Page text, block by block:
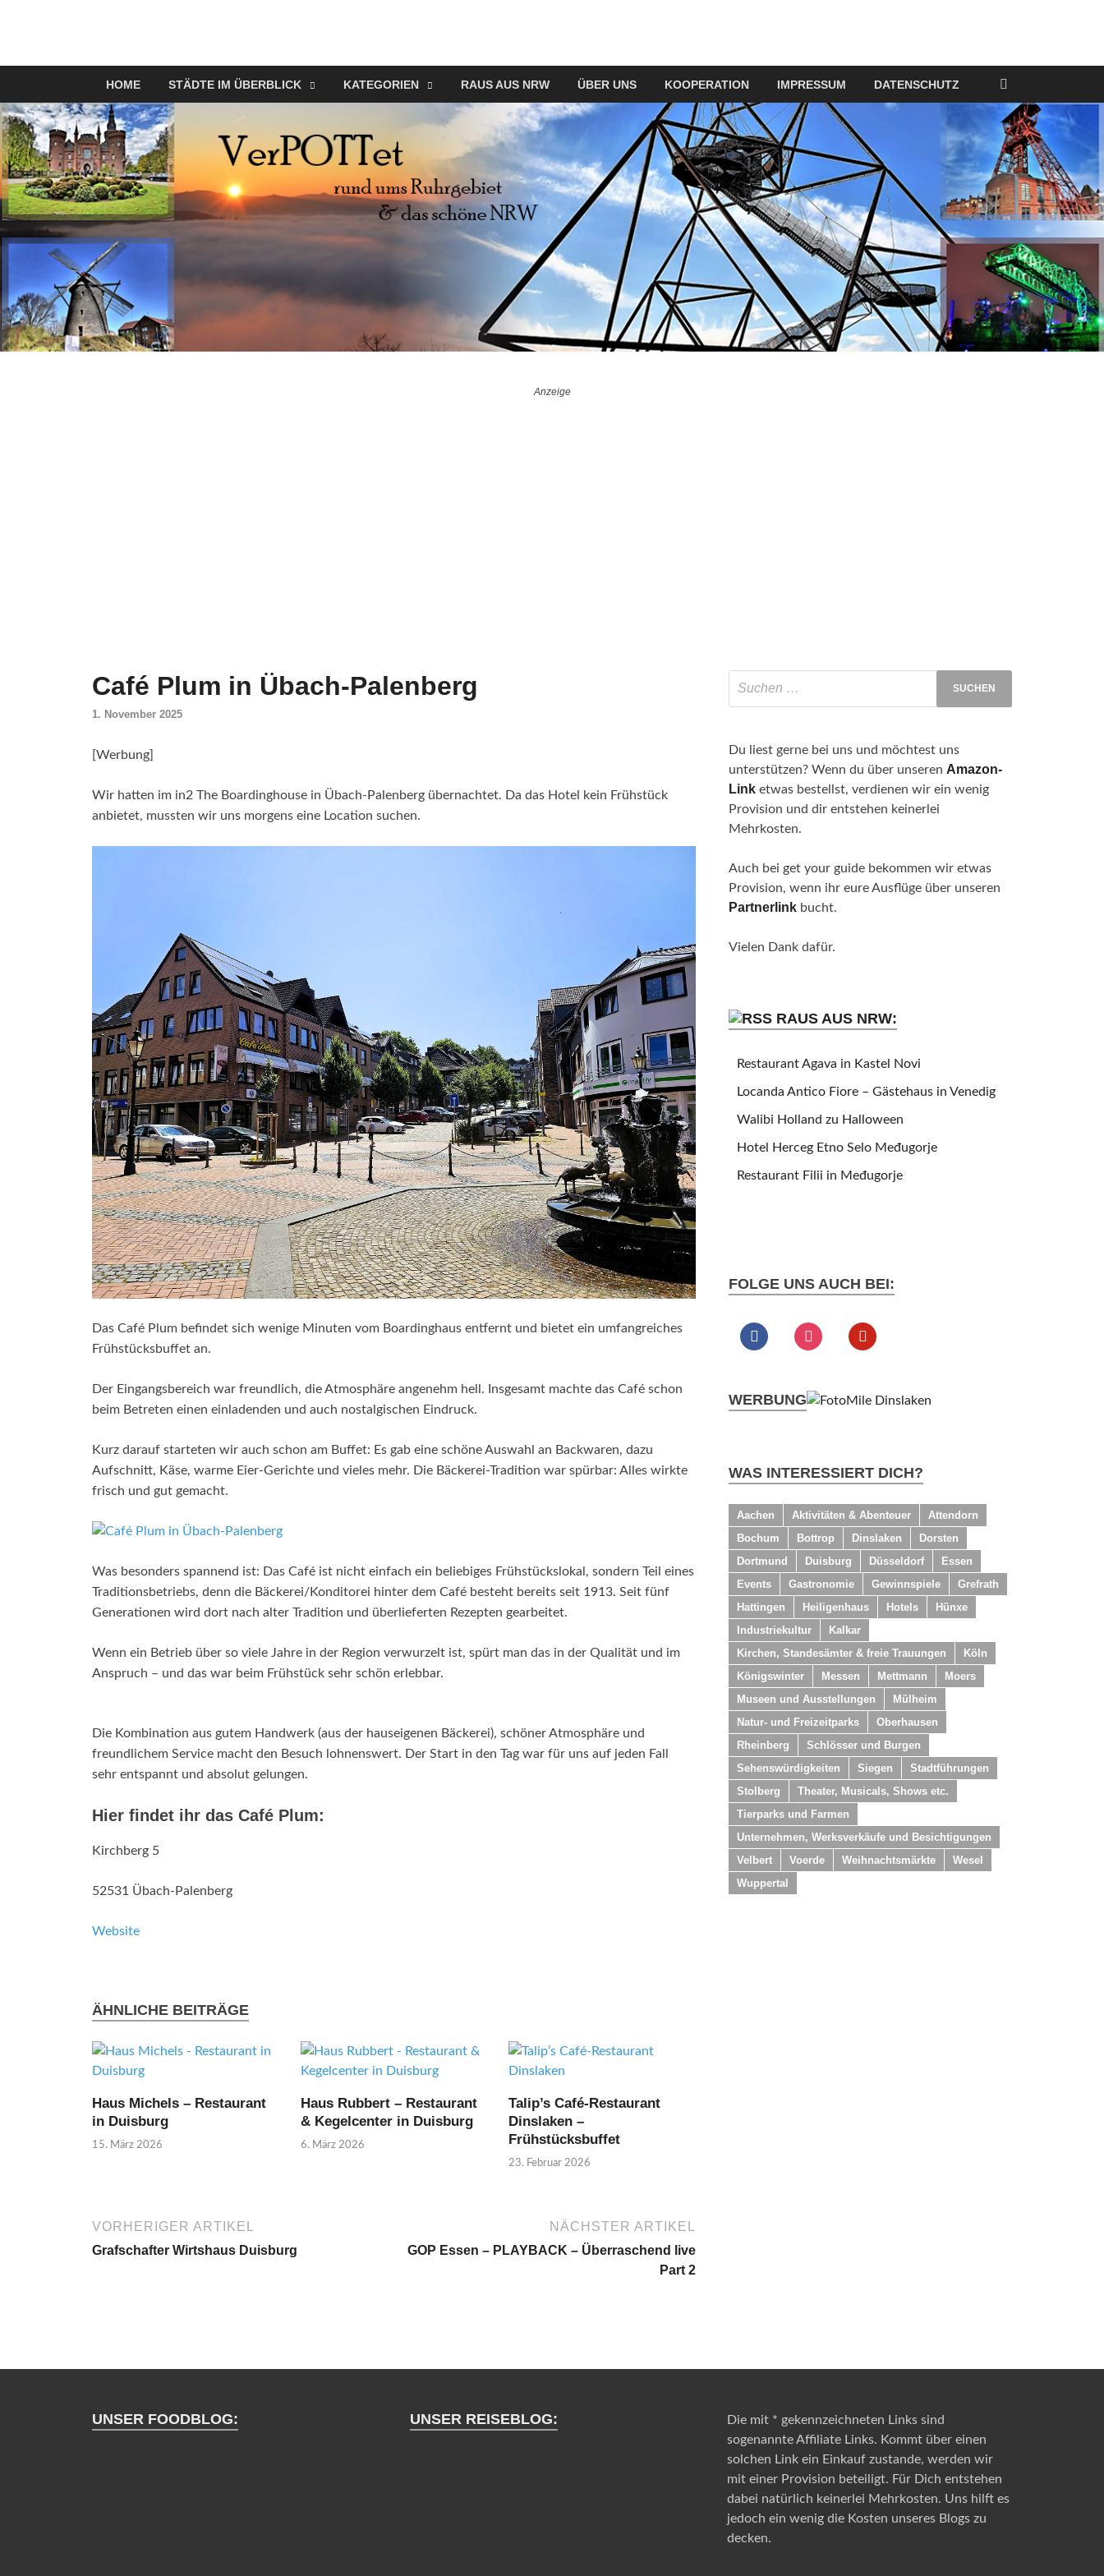
VerPOTTet
HOME STÄDTE IM ÜBERBLICK KATEGORIEN RAUS AUS NRW ÜBER UNS KOOPERATION IMPRESSUM DATENSCHUTZ
Café Plum in Übach-Palenberg
1. November 2025
[Werbung]
Wir hatten im in2 The Boardinghouse in Übach-Palenberg übernachtet. Da das Hotel kein Frühstück
anbietet, mussten wir uns morgens eine Location suchen.
Das Café Plum befindet sich wenige Minuten vom Boardinghaus entfernt und bietet ein umfangreiches
Frühstücksbuffet an.
Der Eingangsbereich war freundlich, die Atmosphäre angenehm hell. Insgesamt machte das Café schon
beim Betreten einen einladenden und auch nostalgischen Eindruck.
Kurz darauf starteten wir auch schon am Buffet: Es gab eine schöne Auswahl an Backwaren, dazu
Aufschnitt, Käse, warme Eier-Gerichte und vieles mehr. Die Bäckerei-Tradition war spürbar: Alles wirkte
frisch und gut gemacht.
Was besonders spannend ist: Das Café ist nicht einfach ein beliebiges Frühstückslokal, sondern Teil eines
Traditionsbetriebs, denn die Bäckerei/Konditorei hinter dem Café besteht bereits seit 1913. Seit fünf
Generationen wird dort nach alter Tradition und überlieferten Rezepten gearbeitet.
Wenn ein Betrieb über so viele Jahre in der Region verwurzelt ist, spürt man das in der Qualität und im
Anspruch – und das war beim Frühstück sehr schön erlebbar.
Die Kombination aus gutem Handwerk (aus der hauseigenen Bäckerei), schöner Atmosphäre und
freundlichem Service macht den Besuch lohnenswert. Der Start in den Tag war für uns auf jeden Fall
sehr entspannt und absolut gelungen.
Hier findet ihr das Café Plum:
Kirchberg 5
52531 Übach-Palenberg
Website
ÄHNLICHE BEITRÄGE
Haus Michels – Restaurant
in Duisburg
15. März 2026
Haus Rubbert – Restaurant
& Kegelcenter in Duisburg
6. März 2026
Talip’s Café-Restaurant
Dinslaken –
Frühstücksbuffet
23. Februar 2026
VORHERIGER ARTIKEL
Grafschafter Wirtshaus Duisburg
NÄCHSTER ARTIKEL
GOP Essen – PLAYBACK – Überraschend live
Part 2
Du liest gerne bei uns und möchtest uns
unterstützen? Wenn du über unseren Amazon-
Link etwas bestellst, verdienen wir ein wenig
Provision und dir entstehen keinerlei
Mehrkosten.
Auch bei get your guide bekommen wir etwas
Provision, wenn ihr eure Ausflüge über unseren
Partnerlink bucht.
Vielen Dank dafür.
RAUS AUS NRW:
Restaurant Agava in Kastel Novi
Locanda Antico Fiore – Gästehaus in Venedig
Walibi Holland zu Halloween
Hotel Herceg Etno Selo Međugorje
Restaurant Filii in Međugorje
FOLGE UNS AUCH BEI:
WERBUNG
WAS INTERESSIERT DICH?
Aachen Aktivitäten & Abenteuer
Attendorn
Bochum
Bottrop Dinslaken
Dorsten
Dortmund
Duisburg Düsseldorf
Essen
Events
Gastronomie Gewinnspiele
Grefrath
Hattingen
Heiligenhaus Hotels
Hünxe
Industriekultur
Kalkar
Kirchen, Standesämter & freie Trauungen
Köln
Königswinter
Messen Mettmann
Moers
Museen und Ausstellungen
Mülheim
Natur- und Freizeitparks
Oberhausen
Rheinberg
Schlösser und Burgen
Sehenswürdigkeiten
Siegen
Stadtführungen
Stolberg
Theater, Musicals, Shows etc.
Tierparks und Farmen
Unternehmen, Werksverkäufe und Besichtigungen
Velbert
Voerde Weihnachtsmärkte
Wesel
Wuppertal
UNSER FOODBLOG: UNSER REISEBLOG:
Die mit * gekennzeichneten Links sind
sogenannte Affiliate Links. Kommt über einen
solchen Link ein Einkauf zustande, werden wir
mit einer Provision beteiligt. Für Dich entstehen
dabei natürlich keinerlei Mehrkosten. Uns hilft es
jedoch ein wenig die Kosten unseres Blogs zu
decken.